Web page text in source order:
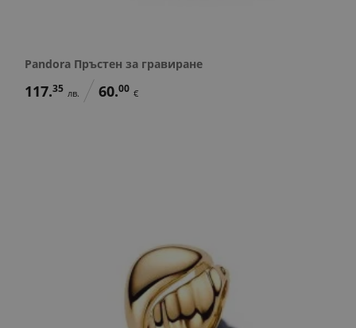
Pandora Пръстен за гравиране
117.35 лв. 60.00 €